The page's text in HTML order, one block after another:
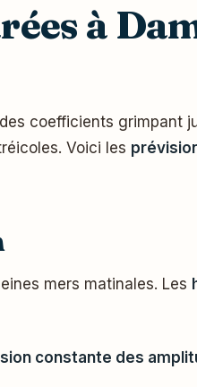
à
coefficients grimpant
Voici les
mers matinales. Les
constante des